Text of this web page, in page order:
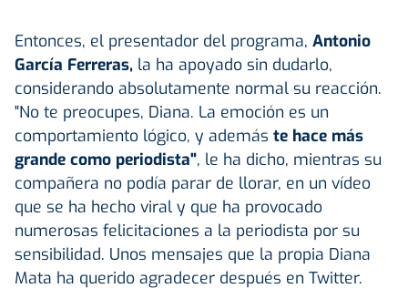
Entonces, el presentador del programa, Antonio
García Ferreras, la ha apoyado sin dudarlo,
considerando absolutamente normal su reacción.
"No te preocupes, Diana. La emoción es un
comportamiento lógico, y además te hace más
grande como periodista", le ha dicho, mientras su
compañera no podía parar de llorar, en un vídeo
que se ha hecho viral y que ha provocado
numerosas felicitaciones a la periodista por su
sensibilidad. Unos mensajes que la propia Diana
Mata ha querido agradecer después en Twitter.